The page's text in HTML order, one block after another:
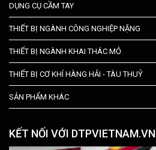
DỤNG CỤ CẦM TAY
THIẾT BỊ NGÀNH CÔNG NGHIỆP NẶNG
THIẾT BỊ NGÀNH KHAI THÁC MỎ
THIẾT BỊ CƠ KHÍ HÀNG HẢI - TÀU THUỶ
SẢN PHẨM KHÁC
KẾT NỐI VỚI DTPVIETNAM.VN